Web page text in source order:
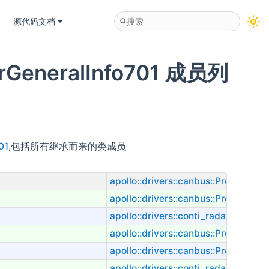
源代码文档
成员列
,包括所有继承而来的类成员